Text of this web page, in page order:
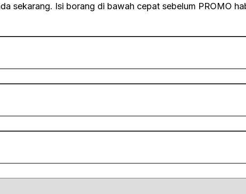
sekarang. Isi borang di bawah cepat sebelum PROMO